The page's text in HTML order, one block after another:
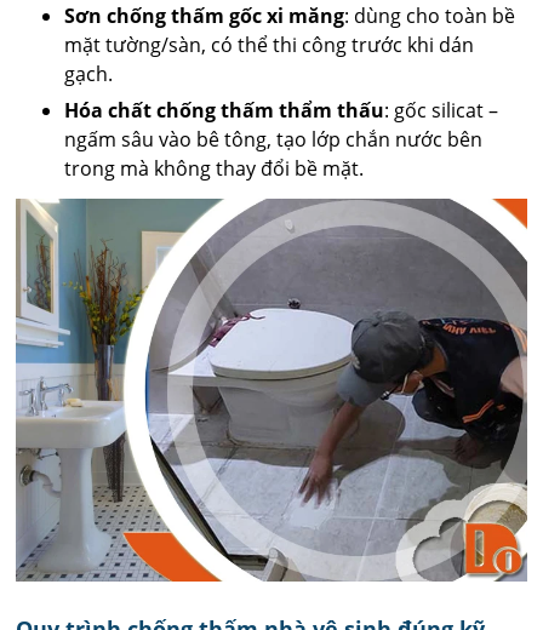
Sơn chống thấm gốc xi măng: dùng cho toàn bề
mặt tường/sàn, có thể thi công trước khi dán
gạch.
Hóa chất chống thấm thẩm thấu: gốc silicat –
ngấm sâu vào bê tông, tạo lớp chắn nước bên
trong mà không thay đổi bề mặt.